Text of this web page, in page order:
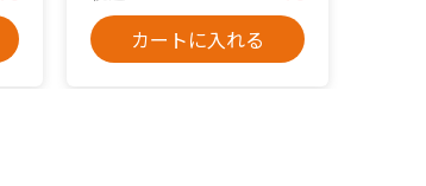
カートに入れる